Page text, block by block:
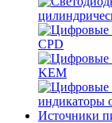
CPD
KEM
индикаторы
Источники